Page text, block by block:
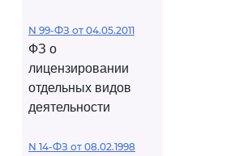
N 99-ФЗ от 04.05.2011
ФЗ о
лицензировании
отдельных видов
деятельности
N 14-ФЗ от 08.02.1998